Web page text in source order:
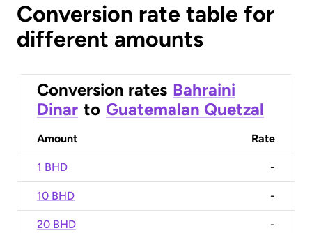
Conversion rate table for
different amounts
Conversion rates Bahraini
Dinar to Guatemalan Quetzal
Amount Rate
1 BHD -
10 BHD -
20 BHD -